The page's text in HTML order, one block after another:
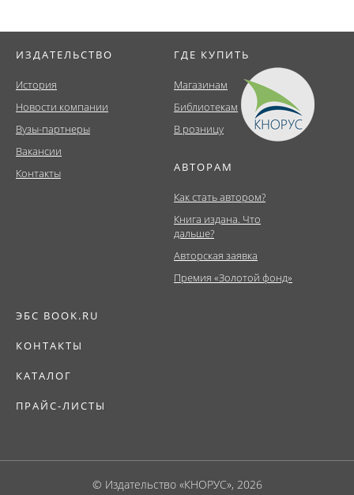
ИЗДАТЕЛЬСТВО
История
Новости компании
Вузы-партнеры
Вакансии
Контакты
ГДЕ КУПИТЬ
Магазинам
Библиотекам
В розницу
АВТОРАМ
Как стать автором?
Книга издана. Что
дальше?
Авторская заявка
Премия «Золотой фонд»
ЭБС BOOK.RU
КОНТАКТЫ
КАТАЛОГ
ПРАЙС-ЛИСТЫ
© Издательство «КНОРУС», 2026